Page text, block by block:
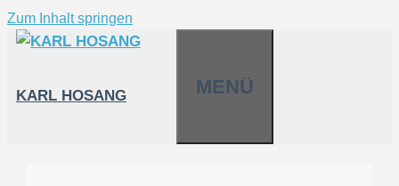
Zum Inhalt springen
KARL HOSANG MENÜ